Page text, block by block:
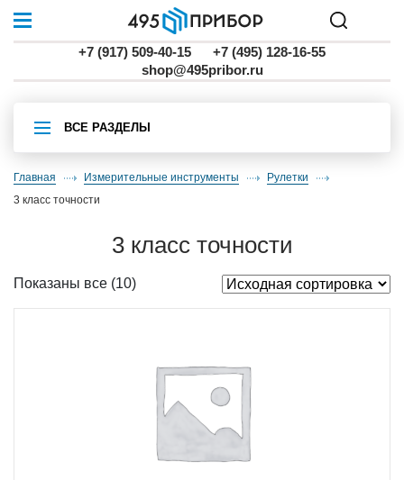
+7 (917) 509-40-15
+7 (495) 128-16-55
shop@495pribor.ru
ВСЕ РАЗДЕЛЫ
Главная Измерительные инструменты
рулетки
3 класс точности
3 класс точности
Показаны все (10)